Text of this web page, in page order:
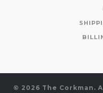
© 2026 The Corkman.